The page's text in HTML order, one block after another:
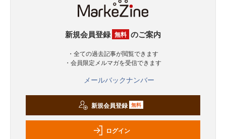
新規会員登録 無料 のご案内
・全ての過去記事が閲覧できます
・会員限定メルマガを受信できます
メールバックナンバー
新規会員登録 無料
ログイン